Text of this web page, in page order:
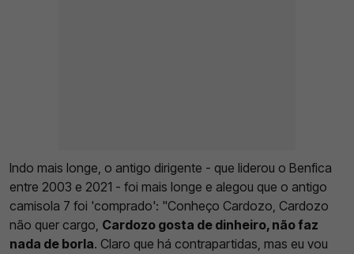
Indo mais longe, o antigo dirigente - que liderou o Benfica
entre 2003 e 2021 - foi mais longe e alegou que o antigo
camisola 7 foi 'comprado': "Conheço Cardozo, Cardozo
não quer cargo, Cardozo gosta de dinheiro, não faz
nada de borla. Claro que há contrapartidas, mas eu vou